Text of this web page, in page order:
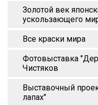
Золотой век
ускользающего
Все краски мира
Фотовыставка
Чистяков
Выставочный
лапах"